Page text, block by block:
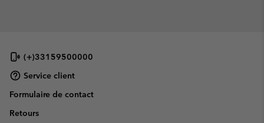
(+)33159500000
Service client
Formulaire de contact
Retours